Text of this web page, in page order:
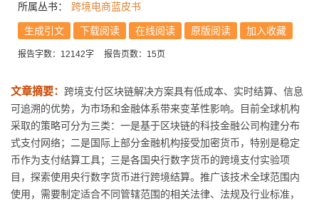
所属丛书：
跨境电商蓝皮书
生成引文 下载阅读 在线阅读 原版阅读 加入收藏
报告字数：12142字 报告页数：15页
文章摘要： 跨境支付区块链解决方案具有低成本、实时结算、信息
可追溯的优势，为市场和金融体系带来变革性影响。目前全球机构
采取的策略可分为三类：一是基于区块链的科技金融公司构建分布
式支付网络；二是国际上部分金融机构接受加密货币，特别是稳定
币作为支付结算工具；三是各国央行数字货币的跨境支付实验项
目，探索使用央行数字货币进行跨境结算。推广该技术全球范围内
使用，需要制定适合不同管辖范围的相关法律、法规及行业标准，